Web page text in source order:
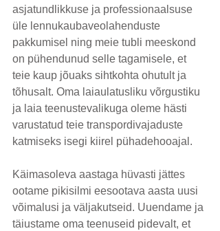
asjatundlikkuse ja professionaalsuse
üle lennukaubaveolahenduste
pakkumisel ning meie tubli meeskond
on pühendunud selle tagamisele, et
teie kaup jõuaks sihtkohta ohutult ja
tõhusalt. Oma laiaulatusliku võrgustiku
ja laia teenustevalikuga oleme hästi
varustatud teie transpordivajaduste
katmiseks isegi kiirel pühadehooajal.
Käimasoleva aastaga hüvasti jättes
ootame pikisilmi eesootava aasta uusi
võimalusi ja väljakutseid. Uuendame ja
täiustame oma teenuseid pidevalt, et